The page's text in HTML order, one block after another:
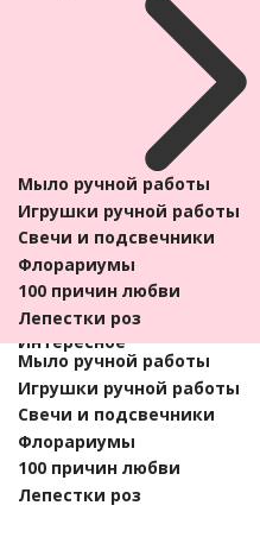
Мыло ручной работы
Игрушки ручной работы
Свечи и подсвечники
Флорариумы
100 причин любви
Лепестки роз
Корзины с цветами
Цветы в шляпных коробках
Корзины с фруктами
Горшечные растения
Кованные изделия
Конфеты
Игрушки мягкие
Вазы для цветов
Сувениры
Шары
Открытки
Интересное
Мыло ручной работы
Игрушки ручной работы
Свечи и подсвечники
Флорариумы
100 причин любви
Лепестки роз